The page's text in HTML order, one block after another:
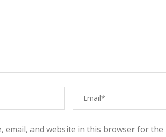
email, and website in this browser for